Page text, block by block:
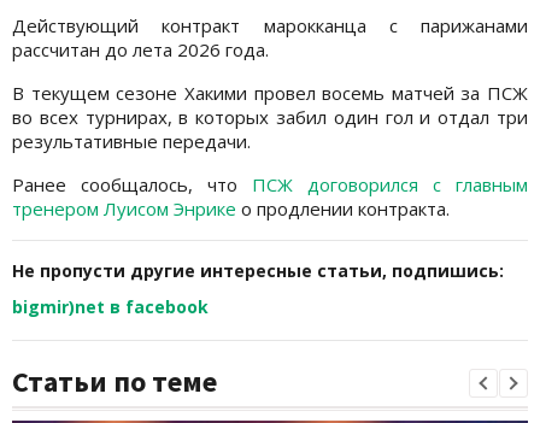
Действующий контракт марокканца с парижанами
рассчитан до лета 2026 года.
В текущем сезоне Хакими провел восемь матчей за ПСЖ
во всех турнирах, в которых забил один гол и отдал три
результативные передачи.
Ранее сообщалось, что ПСЖ договорился с главным
тренером Луисом Энрике о продлении контракта.
Не пропусти другие интересные статьи, подпишись:
bigmir)net в facebook
Статьи по теме